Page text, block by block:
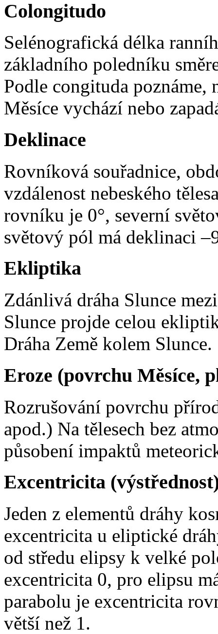
Colongitudo
Selénografická délka
základního poledníku
Podle congituda
Měsíce vychází nebo
Deklinace
Rovníková souřadnice,
vzdálenost nebeského
rovníku je 0°, severní
světový pól má deklinaci
Ekliptika
Zdánlivá dráha Slunce
Slunce projde celou
Dráha Země kolem Slunce.
Eroze (povrchu Měsíce,
Rozrušování povrchu
apod.) Na tělesech bez
působení impaktů
Excentricita
Jeden z elementů dráhy
excentricita u eliptické
od středu elipsy k velké
excentricita 0, pro elipsu
parabolu je excentricita
větší než 1.